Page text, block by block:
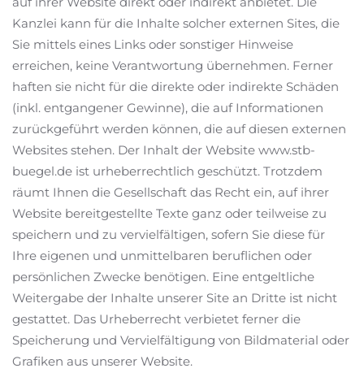
Kanzlei kann für die Inhalte solcher externen Sites, die
Sie mittels eines Links oder sonstiger Hinweise
erreichen, keine Verantwortung übernehmen. Ferner
haften sie nicht für die direkte oder indirekte Schäden
(inkl. entgangener Gewinne), die auf Informationen
zurückgeführt werden können, die auf diesen externen
Websites stehen. Der Inhalt der Website www.stb-
buegel.de ist urheberrechtlich geschützt. Trotzdem
räumt Ihnen die Gesellschaft das Recht ein, auf ihrer
Website bereitgestellte Texte ganz oder teilweise zu
speichern und zu vervielfältigen, sofern Sie diese für
Ihre eigenen und unmittelbaren beruflichen oder
persönlichen Zwecke benötigen. Eine entgeltliche
Weitergabe der Inhalte unserer Site an Dritte ist nicht
gestattet. Das Urheberrecht verbietet ferner die
Speicherung und Vervielfältigung von Bildmaterial oder
Grafiken aus unserer Website.